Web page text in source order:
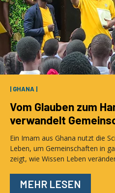
| GHANA |
Vom Glauben zum
verwandelt
Ein Imam aus Ghana nutzt die
Leben, um Gemeinschaften in
zeigt, wie Wissen Leben
MEHR LESEN